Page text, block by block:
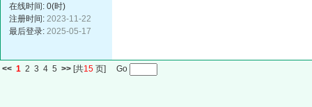
在线时间: 0(时)
注册时间: 2023-11-22
最后登录: 2025-05-17
<< 1 2 3 4 5 >> [共15 页] Go